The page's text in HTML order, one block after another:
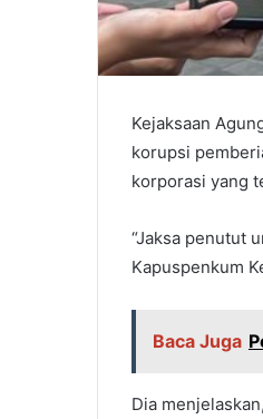
Kejaksaan
korupsi
korporasi yang
“Jaksa penutut
Kapuspenkum
Baca Juga
Dia